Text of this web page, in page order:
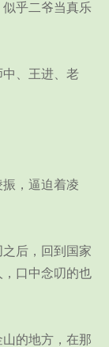
乎二爷当真乐
、王进、老
，逼迫着凌
后，回到国家
口中念叨的也
的地方，在那